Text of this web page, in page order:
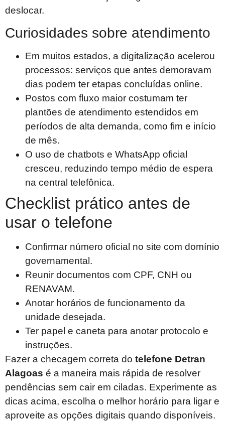
deslocar.
Curiosidades sobre atendimento
Em muitos estados, a digitalização acelerou
processos: serviços que antes demoravam
dias podem ter etapas concluídas online.
Postos com fluxo maior costumam ter
plantões de atendimento estendidos em
períodos de alta demanda, como fim e início
de mês.
O uso de chatbots e WhatsApp oficial
cresceu, reduzindo tempo médio de espera
na central telefônica.
Checklist prático antes de
usar o telefone
Confirmar número oficial no site com domínio
governamental.
Reunir documentos com CPF, CNH ou
RENAVAM.
Anotar horários de funcionamento da
unidade desejada.
Ter papel e caneta para anotar protocolo e
instruções.
Fazer a checagem correta do telefone Detran
Alagoas é a maneira mais rápida de resolver
pendências sem cair em ciladas. Experimente as
dicas acima, escolha o melhor horário para ligar e
aproveite as opções digitais quando disponíveis.